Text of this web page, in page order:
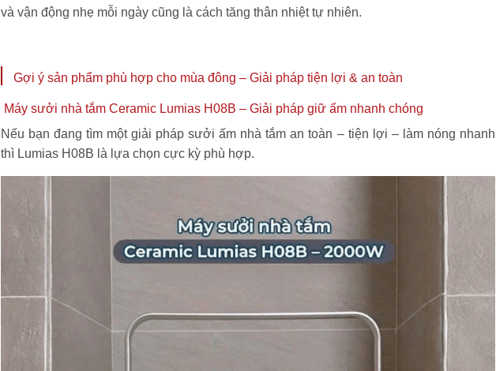
và vận động nhẹ mỗi ngày cũng là cách tăng thân nhiệt tự nhiên.
Gợi ý sản phẩm phù hợp cho mùa đông – Giải pháp tiện lợi & an toàn
Máy sưởi nhà tắm Ceramic Lumias H08B – Giải pháp giữ ấm nhanh chóng
Nếu bạn đang tìm một giải pháp sưởi ấm nhà tắm an toàn – tiện lợi – làm nóng nhanh
thì Lumias H08B là lựa chọn cực kỳ phù hợp.